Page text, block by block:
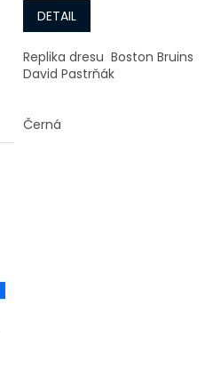
DETAIL
Replika dresu Boston Bruins
David Pastrňák
Černá